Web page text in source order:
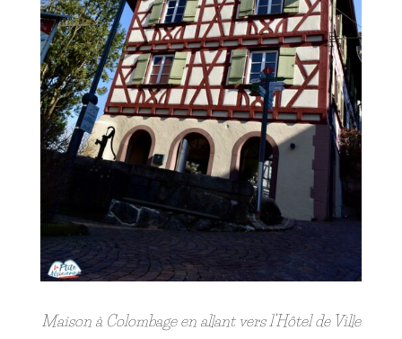
Maison à Colombage en allant vers l’Hôtel de Ville